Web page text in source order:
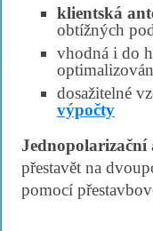
klientská
obtížných
vhodná i do
dosažitelné
výpočty
přestavět na
pomocí